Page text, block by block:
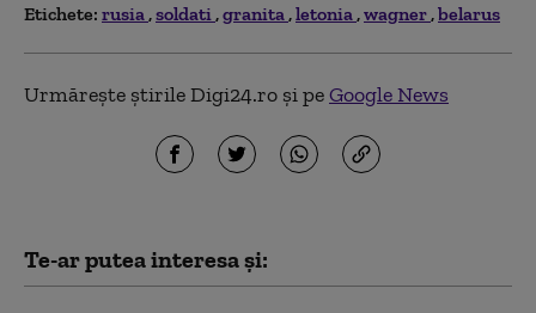
Etichete: rusia soldati granita letonia wagner belarus
Urmărește știrile Digi24.ro și peGoogle News
Te-ar putea interesa și: